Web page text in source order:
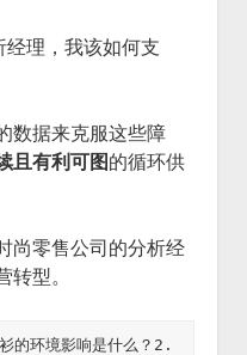
理，我该如何支
数据来克服这些障
且有利可图的循环供
尚零售公司的分析经
型。
环境影响是什么？2.